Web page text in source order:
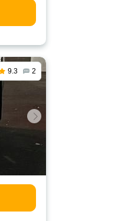
9.3 2